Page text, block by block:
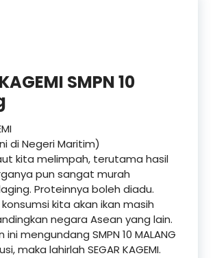
SMPN 10
di Negeri Maritim)
kita melimpah, terutama hasil
pun sangat murah
Proteinnya boleh diadu.
kita akan ikan masih
negara Asean yang lain.
mengundang SMPN 10 MALANG
maka lahirlah SEGAR KAGEMI.